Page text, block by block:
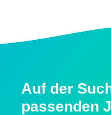
Auf der
passenden